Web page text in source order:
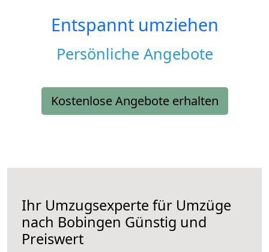
Entspannt umziehen
Persönliche Angebote
Kostenlose Angebote erhalten
Ihr Umzugsexperte für Umzüge
nach Bobingen Günstig und
Preiswert